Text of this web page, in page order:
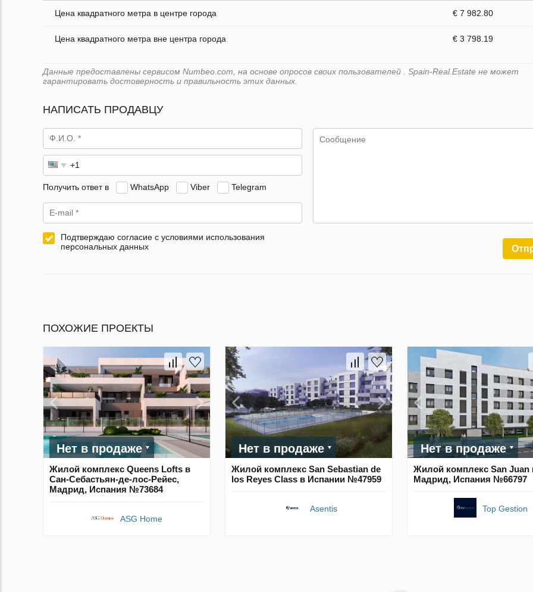
Цена квадратного метра в центре города € 7 982.80
Цена квадратного метра вне центра города € 3 798.19
Данные предоставлены сервисом Numbeo.com, на основе опросов своих пользователей . Spain-Real.Estate не может
гарантировать достоверность и правильность этих данных.
НАПИСАТЬ ПРОДАВЦУ
Получить ответ в WhatsApp Viber Telegram
Подтверждаю согласие с условиями использования
персональных данных
ПОХОЖИЕ ПРОЕКТЫ
Нет в продаже
Жилой комплекс Queens Lofts в
Сан-Себастьян-де-лос-Рейес,
Мадрид, Испания №73684
ASG Home
Нет в продаже
Жилой комплекс San Sebastian de
los Reyes Class в Испании №47959
Asentis
Нет в продаже
Жилой комплекс San Juan
Мадрид, Испания №66797
Top Gestion